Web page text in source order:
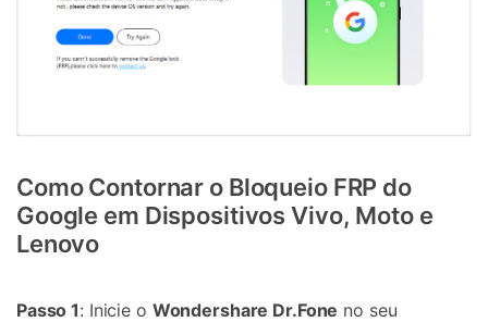
Como Contornar o Bloqueio FRP do
Google em Dispositivos Vivo, Moto e
Lenovo
Passo 1: Inicie o Wondershare Dr.Fone no seu